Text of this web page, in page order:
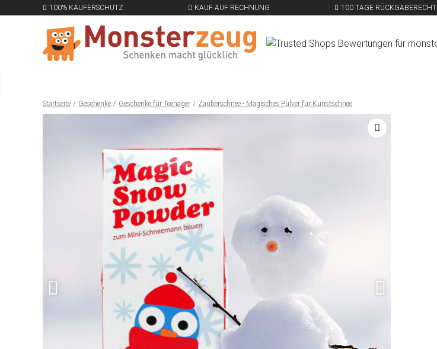
100% KÄUFERSCHUTZ KAUF AUF RECHNUNG 100 TAGE RÜCKGABERECHT
Startseite Geschenke Geschenke für Teenager Zauberschnee - Magisches Pulver für Kunstschnee